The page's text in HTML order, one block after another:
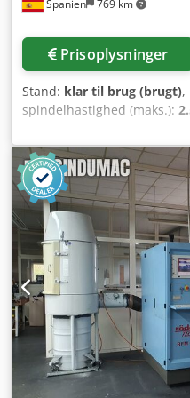
Spanien 769 km
Prisoplysninger
Stand: klar til brug (brugt),
spindelhastighed (maks.):
vandring X-akse:13.500
mm, vandring på Z-aksen:
HEIDENHAIN , controller
spindelmotorens effekt:
1.500 mm, bordbelastning:
20.000 g, antal pladser i
akser:3, Universelt
Denne Correa SUPRA 135
vandringsområde på
aksen og 5.000 mm i Z-
robust, fast bord med
en maksimal bæreevne på
bearbejdningsmuligheder
den Correa SUPRA 135,